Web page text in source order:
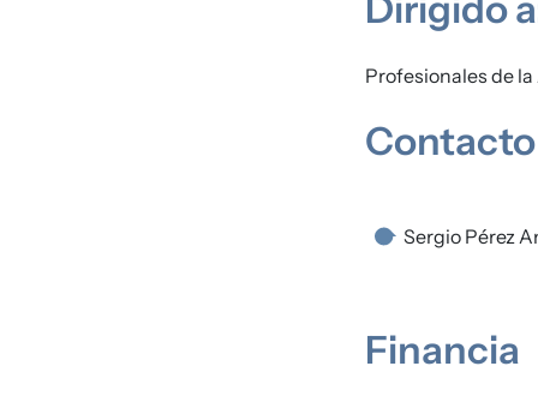
Profesionales de
Contacto
Sergio Pérez
Financia